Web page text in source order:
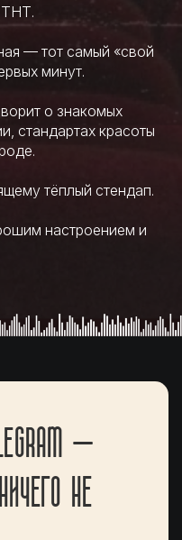
ТНТ.
— тот самый «свой
минут.
о знакомых
стандартах красоты
тёплый стендап.
настроением и
—
НЕ